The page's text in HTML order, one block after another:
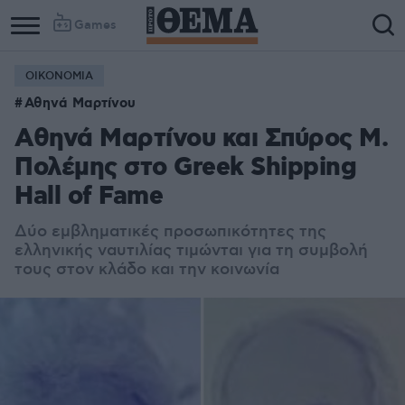
Games
ΟΙΚΟΝΟΜΙΑ
Αθηνά Μαρτίνου
Αθηνά Μαρτίνου και Σπύρος Μ.
Πολέμης στο Greek Shipping
Hall of Fame
Δύο εμβληματικές προσωπικότητες της
ελληνικής ναυτιλίας τιμώνται για τη συμβολή
τους στον κλάδο και την κοινωνία